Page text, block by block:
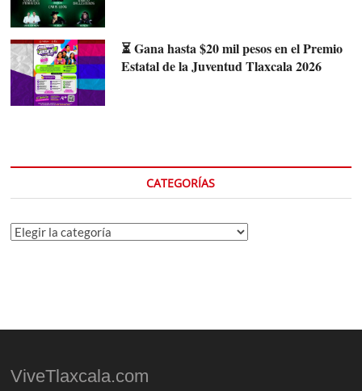
⏳ Gana hasta $20 mil pesos en el Premio
Estatal de la Juventud Tlaxcala 2026
CATEGORÍAS
Categorías
ViveTlaxcala.com